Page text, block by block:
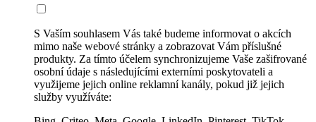
S Vaším souhlasem Vás také budeme informovat o akcích
mimo naše webové stránky a zobrazovat Vám příslušné
produkty. Za tímto účelem synchronizujeme Vaše zašifrované
osobní údaje s následujícími externími poskytovateli a
využijeme jejich online reklamní kanály, pokud již jejich
služby využíváte: